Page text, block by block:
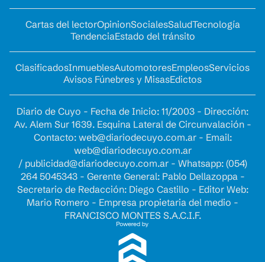
Cartas del lectorOpinionSocialesSaludTecnología
TendenciaEstado del tránsito
ClasificadosInmueblesAutomotoresEmpleosServicios
Avisos Fúnebres y MisasEdictos
Diario de Cuyo - Fecha de Inicio: 11/2003 - Dirección:
Av. Alem Sur 1639. Esquina Lateral de Circunvalación -
Contacto: web@diariodecuyo.com.ar- Email:
web@diariodecuyo.com.ar
/ publicidad@diariodecuyo.com.ar- Whatsapp: (054)
264 5045343 - Gerente General: Pablo Dellazoppa -
Secretario de Redacción: Diego Castillo - Editor Web:
Mario Romero - Empresa propietaria del medio -
FRANCISCO MONTES S.A.C.I.F.